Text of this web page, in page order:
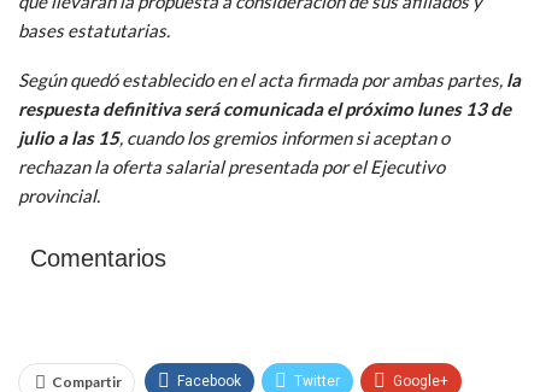
bases estatutarias.
Según quedó establecido en el acta firmada por ambas partes, la
respuesta definitiva será comunicada el próximo lunes 13 de
julio a las 15, cuando los gremios informen si aceptan o
rechazan la oferta salarial presentada por el Ejecutivo
provincial.
Comentarios
Compartir Facebook Twitter Google+